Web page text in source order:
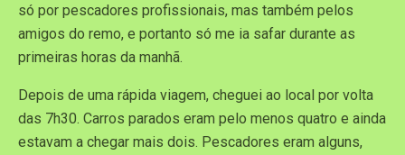
só por pescadores profissionais, mas também pelos
amigos do remo, e portanto só me ia safar durante as
primeiras horas da manhã.
Depois de uma rápida viagem, cheguei ao local por volta
das 7h30. Carros parados eram pelo menos quatro e ainda
estavam a chegar mais dois. Pescadores eram alguns,